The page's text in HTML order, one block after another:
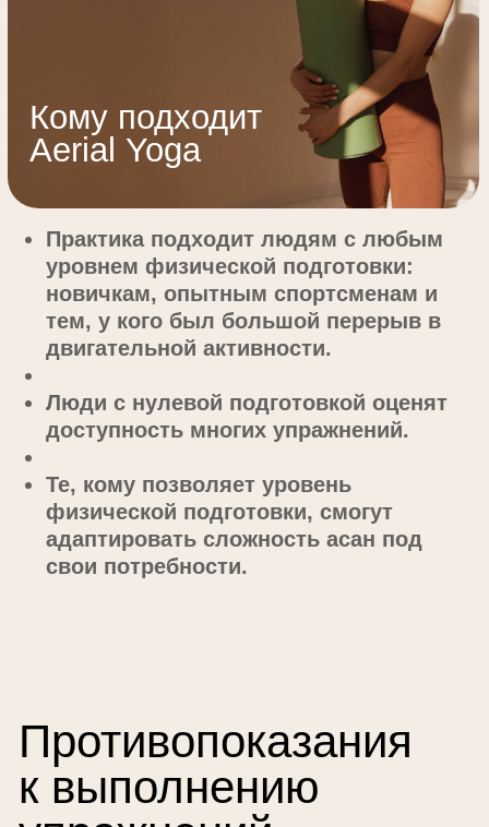
Несмотря на то, что план корректируется
в зависимости от состояния конкретного
некоторые противопоказания, например,
инфекционные болезни.
Следует отметить, что противопоказания
могут касаться отдельных асан, поэтому
лучше всего воспользоваться помощью
опытного инструктора.
Aerial Yoga
В профессиональных программах
насчитывают свыше 300 упражнений.
Набор асан подбирается индивидуально в
зависимости от уровня физической